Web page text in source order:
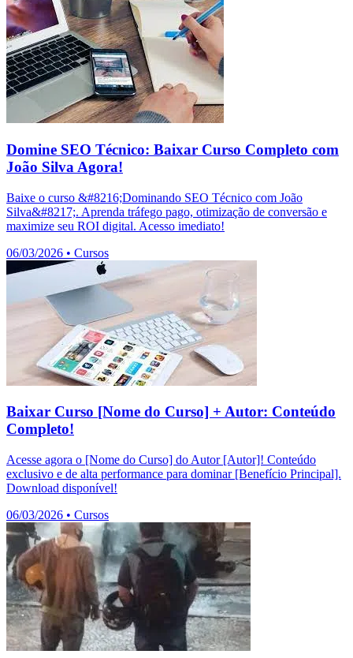
Domine SEO Técnico: Baixar Curso Completo com
João Silva Agora!
Baixe o curso &#8216;Dominando SEO Técnico com João
Silva&#8217;. Aprenda tráfego pago, otimização de conversão e
maximize seu ROI digital. Acesso imediato!
06/03/2026 • Cursos
Baixar Curso [Nome do Curso] + Autor: Conteúdo
Completo!
Acesse agora o [Nome do Curso] do Autor [Autor]! Conteúdo
exclusivo e de alta performance para dominar [Benefício Principal].
Download disponível!
06/03/2026 • Cursos